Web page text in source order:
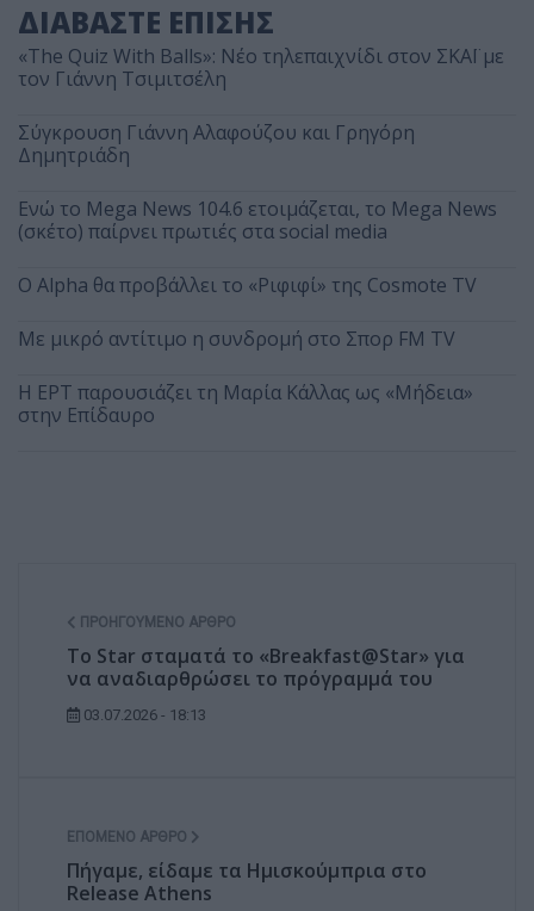
ΔΙΑΒΑΣΤΕ ΕΠΙΣΗΣ
«The Quiz With Balls»: Νέο τηλεπαιχνίδι στον ΣΚΑΪ με
τον Γιάννη Τσιμιτσέλη
Σύγκρουση Γιάννη Αλαφούζου και Γρηγόρη
Δημητριάδη
Ενώ το Mega News 104.6 ετοιμάζεται, το Mega News
(σκέτο) παίρνει πρωτιές στα social media
Ο Alpha θα προβάλλει το «Ριφιφί» της Cosmote TV
Με μικρό αντίτιμο η συνδρομή στο Σπορ FM TV
Η ΕΡΤ παρουσιάζει τη Μαρία Κάλλας ως «Μήδεια»
στην Επίδαυρο
ΠΡΟΗΓΟΎΜΕΝΟ ΆΡΘΡΟ
Το Star σταματά το «Breakfast@Star» για
να αναδιαρθρώσει το πρόγραμμά του
03.07.2026 - 18:13
ΕΠΌΜΕΝΟ ΆΡΘΡΟ
Πήγαμε, είδαμε τα Ημισκούμπρια στο
Release Athens